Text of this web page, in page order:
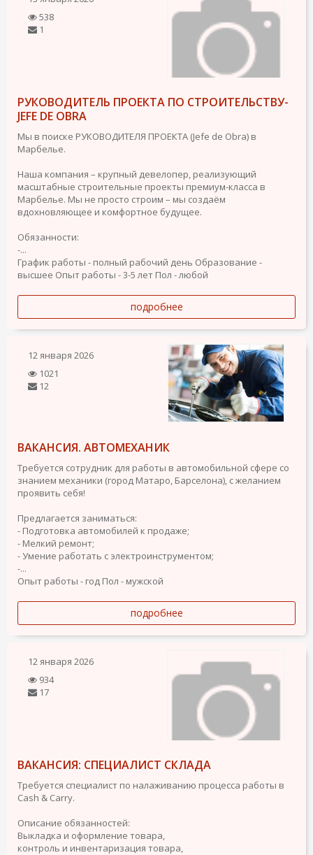
538
1
РУКОВОДИТЕЛЬ ПРОЕКТА ПО СТРОИТЕЛЬСТВУ-
JEFE DE OBRA
Мы в поиске РУКОВОДИТЕЛЯ ПРОЕКТА (Jefe de Obra) в
Марбелье.
Наша компания – крупный девелопер, реализующий
масштабные строительные проекты премиум-класса в
Марбелье. Мы не просто строим – мы создаём
вдохновляющее и комфортное будущее.
Обязанности:
-...
График работы - полный рабочий день Образование -
высшее Опыт работы - 3-5 лет Пол - любой
подробнее
12 января 2026
1021
12
ВАКАНСИЯ. АВТОМЕХАНИК
Требуется сотрудник для работы в автомобильной сфере со
знанием механики (город Матаро, Барселона), с желанием
проявить себя!
Предлагается заниматься:
- Подготовка автомобилей к продаже;
- Мелкий ремонт;
- Умение работать с электроинструментом;
-...
Опыт работы - год Пол - мужской
подробнее
12 января 2026
934
17
ВАКАНСИЯ: СПЕЦИАЛИСТ СКЛАДА
Требуется специалист по налаживанию процесса работы в
Cash & Carry.
Описание обязанностей:
Выкладка и оформление товара,
контроль и инвентаризация товара,